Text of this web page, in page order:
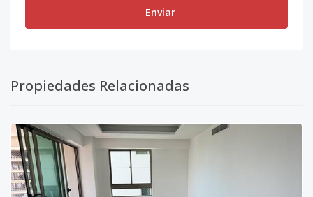
Enviar
Propiedades Relacionadas